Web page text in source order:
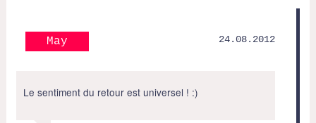
May 24.08.2012
Le sentiment du retour est universel ! :)